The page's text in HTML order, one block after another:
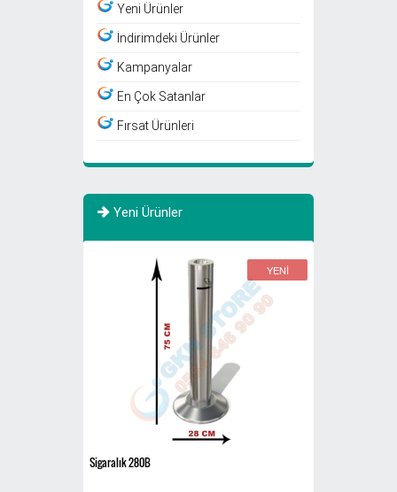
Yeni Ürünler
İndirimdeki Ürünler
Kampanyalar
En Çok Satanlar
Fırsat Ürünleri
Yeni Ürünler
YENİ
Sigaralık 280B